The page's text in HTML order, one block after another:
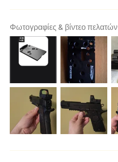
Φωτογραφίες & βίντεο πελατών